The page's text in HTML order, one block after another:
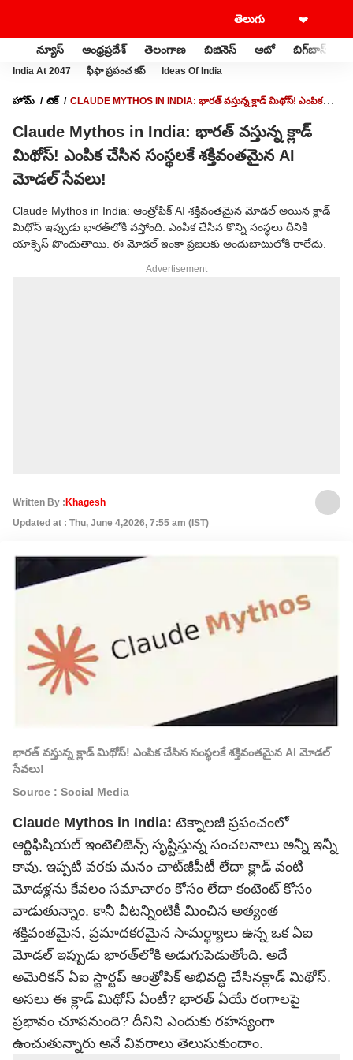
న్యూస్ ఆంధ్రప్రదేశ్ తెలంగాణ బిజినెస్ ఆటో బిగ్‌బాస్
India At 2047 ఫీఫా ప్రపంచ కప్ Ideas Of India
హోమ్ టెక్
CLAUDE MYTHOS IN INDIA: భారత్‌ వస్తున్న క్లాడ్ మిథోస్! ఎంపిక
Claude Mythos in India: భారత్‌ వస్తున్న క్లాడ్
మిథోస్! ఎంపిక చేసిన సంస్థలకే శక్తివంతమైన AI
మోడల్‌ సేవలు!
Claude Mythos in India: ఆంత్రోపిక్ AI శక్తివంతమైన మోడల్ అయిన క్లాడ్
మిథోస్ ఇప్పుడు భారత్‌లోకి వస్తోంది. ఎంపిక చేసిన కొన్ని సంస్థలు దీనికి
యాక్సెస్ పొందుతాయి. ఈ మోడల్ ఇంకా ప్రజలకు అందుబాటులోకి రాలేదు.
Advertisement
Written By : Khagesh
Updated at : Thu, June 4,2026, 7:55 am (IST)
భారత్‌ వస్తున్న క్లాడ్ మిథోస్! ఎంపిక చేసిన సంస్థలకే శక్తివంతమైన AI మోడల్‌
సేవలు!
Source : Social Media
Claude Mythos in India: టెక్నాలజీ ప్రపంచంలో
ఆర్టిఫిషియల్ ఇంటెలిజెన్స్‌ సృష్టిస్తున్న సంచలనాలు అన్నీ ఇన్నీ
కావు. ఇప్పటి వరకు మనం చాట్‌జీపీటీ లేదా క్లాడ్ వంటి
మోడళ్లను కేవలం సమాచారం కోసం లేదా కంటెంట్ కోసం
వాడుతున్నాం. కానీ వీటన్నింటికీ మించిన అత్యంత
శక్తివంతమైన, ప్రమాదకరమైన సామర్థ్యాలు ఉన్న ఒక ఏఐ
మోడల్ ఇప్పుడు భారత్‌లోకి అడుగుపెడుతోంది. అదే
అమెరికన్ ఏఐ స్టార్టప్‌ ఆంత్రోపిక్‌ అభివద్ధి చేసినక్లాడ్ మిథోస్‌.
అసలు ఈ క్లాడ్‌ మిథోస్ ఏంటీ? భారత్‌ ఏయే రంగాలపై
ప్రభావం చూపనుంది? దీనిని ఎందుకు రహస్యంగా
ఉంచుతున్నారు అనే వివరాలు తెలుసుకుందాం.